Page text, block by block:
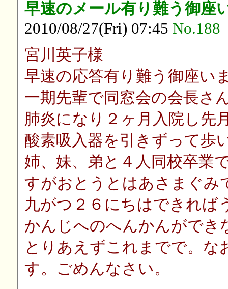
早速のメール有り難う御座
2010/08/27(Fri) 07:45 No.188
宮川英子様
早速の応答有り難う御座い
一期先輩で同窓会の会長さ
肺炎になり２ヶ月入院し先
酸素吸入器を引きずって歩
姉、妹、弟と４人同校卒業
すがおとうとはあさまぐみ
九がつ２６にちはできれば
かんじへのへんかんができ
とりあえずこれまでで。
す。ごめんなさい。